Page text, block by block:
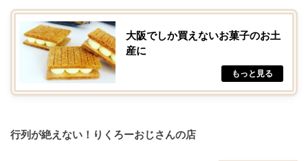
大阪でしか買えないお菓子のお土
産に
行列が絶えない！りくろーおじさんの店